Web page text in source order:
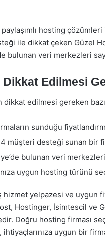
hosting
ile dikkat çeken Güzel
bulunan veri merkezleri
Edilmesi
dikkat edilmesi gereken
sunduğu
müşteri desteği sunan bir
bulunan veri
uygun hosting türünü
yelpazesi ve uygun
Hostinger, İsimtescil ve
Doğru hosting firması
uygun bir